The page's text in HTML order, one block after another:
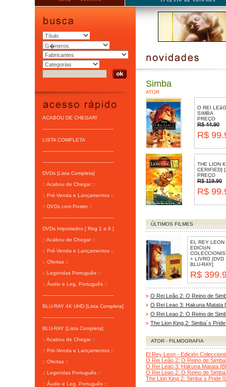
ACABOU DE CHEGAR!
-----------------------------------------------
LISTA COMPLETA
-----------------------------------------------
-----------------------------------------------
DVDs [Lista Completa]
:: Acabou de Chegar ::
:: Pré-Venda e Lançamentos ::
:: DVDs com Poster ::
-----------------------------------------------
DVDs Importados [ Reg 1 a 6 ]
:: Acabou de Chegar ::
:: Pré-Venda e Lançamentos ::
:: Ofertas ::
:: Legendas Português ::
:: Áudio e Leg. Português ::
-----------------------------------------------
BLU-RAY 4K UHD [Lista Completa]
-----------------------------------------------
BLU-RAY [Lista Completa]
:: Acabou de Chegar ::
:: Pré-Venda e Lançamentos ::
:: Ofertas ::
:: Legendas Português ::
:: Áudio e Leg. Português ::
Simba
ATOR
O REI
SIMBA
PREÇO
R$ 44.90
R$
THE LION
CERIFIED]
PREÇO
R$ 119.90
R$
ÚLTIMOS FILMES
EL REY LEON
EDICIóN
+ LIVRO [DVD
BLU-RAY]
R$
O Rei Leão 2: O Reino de
O Rei Leao 3: Hakuna Matata
O Rei Leao 2: O Reino de
The Lion King 2: Simba´s
ATOR - FILMOGRAFIA
El Rey Leon - Edición
O Rei Leão 2: O Reino de
O Rei Leao 3: Hakuna Matata
O Rei Leao 2: O Reino de
The Lion King 2: Simba´s Pride